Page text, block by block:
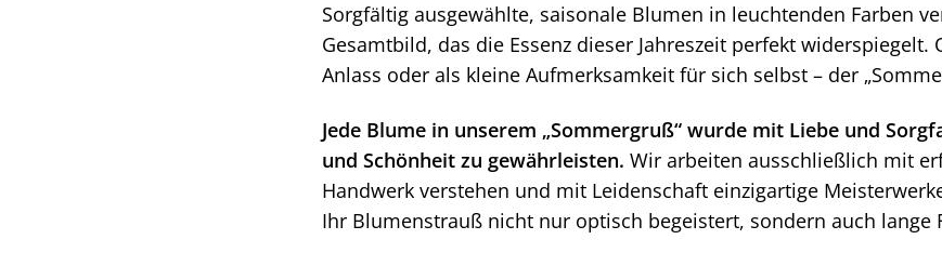
Sorgfältig ausgewählte, saisonale Blumen in leuchtenden Farben
Gesamtbild, das die Essenz dieser Jahreszeit perfekt
Anlass oder als kleine Aufmerksamkeit für sich selbst – der
Jede Blume in unserem „Sommergruß“ wurde mit Liebe und
und Schönheit zu gewährleisten. Wir arbeiten ausschließlich mit
Handwerk verstehen und mit Leidenschaft einzigartige
Ihr Blumenstrauß nicht nur optisch begeistert, sondern auch lange